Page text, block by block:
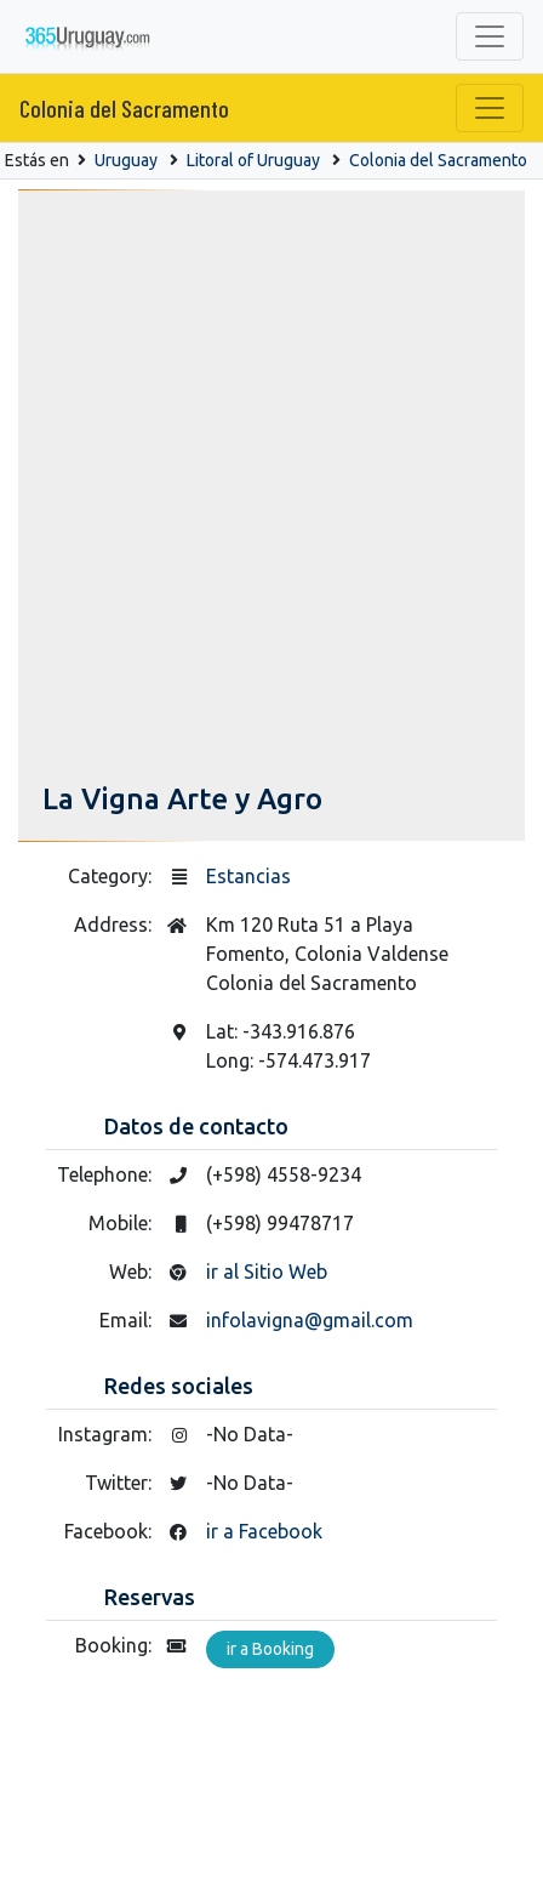
Colonia del Sacramento
Estás en Uruguay Litoral of Uruguay Colonia del Sacramento
La Vigna Arte y Agro
Category: Estancias
Address:
Km 120 Ruta 51 a Playa
Fomento, Colonia Valdense
Colonia del Sacramento
Lat: -343.916.876
Long: -574.473.917
Datos de contacto
Telephone: (+598) 4558-9234
Mobile: (+598) 99478717
Web: ir al Sitio Web
Email: infolavigna@gmail.com
Redes sociales
Instagram: -No Data-
Twitter: -No Data-
Facebook: ir a Facebook
Reservas
Booking: ir a Booking